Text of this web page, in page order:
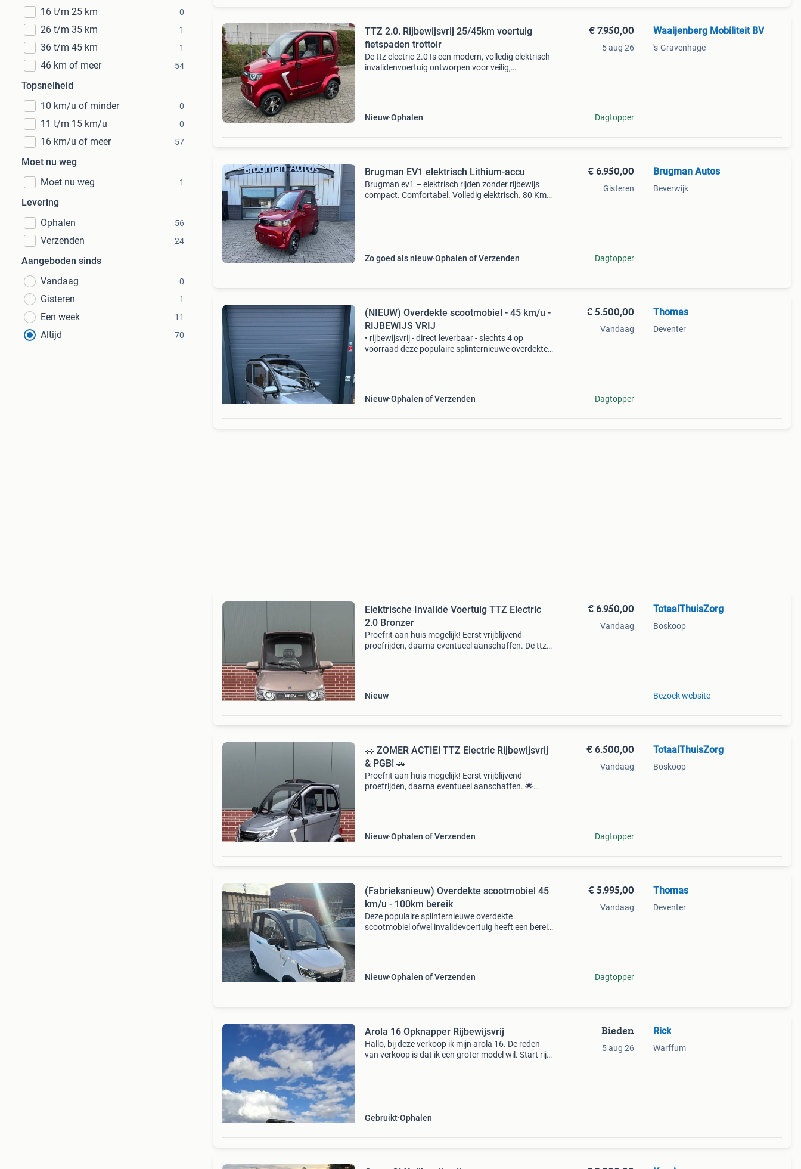
16 t/m 25 km 0
26 t/m 35 km 1
36 t/m 45 km 1
46 km of meer 54
Topsnelheid
10 km/u of minder
0
11 t/m 15 km/u 0
16 km/u of meer 57
Moet nu weg
Moet nu weg
1
Levering
Ophalen
56
Verzenden 24
Aangeboden sinds
Vandaag
0
Gisteren 1
Een week 11
Altijd 70
TTZ 2.0. Rijbewijsvrij 25/45km voertuig
fietspaden trottoir
De ttz electric 2.0 Is een modern, volledig elektrisch
invalidenvoertuig ontworpen voor veilig,
Nieuw Ophalen
€ 7.950,00
5 aug 26
Dagtopper
Waaijenberg Mobiliteit BV
's-Gravenhage
Brugman EV1 elektrisch Lithium-accu
Brugman ev1 – elektrisch rijden zonder rijbewijs
compact. Comfortabel. Volledig elektrisch. 80 Km
Zo goed als nieuw Ophalen of Verzenden
€ 6.950,00
Gisteren
Dagtopper
Brugman Autos
Beverwijk
(NIEUW) Overdekte scootmobiel - 45 km/u -
RIJBEWIJS VRIJ
• rijbewijsvrij - direct leverbaar - slechts 4 op
voorraad deze populaire splinternieuwe overdekte
Nieuw Ophalen of Verzenden
€ 5.500,00
Vandaag
Dagtopper
Thomas
Deventer
Elektrische Invalide Voertuig TTZ Electric
2.0 Bronzer
Proefrit aan huis mogelijk! Eerst vrijblijvend
proefrijden, daarna eventueel aanschaffen. De ttz
Nieuw
€ 6.950,00
Vandaag
TotaalThuisZorg
Boskoop
Bezoek website
🚗 ZOMER ACTIE! TTZ Electric Rijbewijsvrij
& PGB! 🚗
Proefrit aan huis mogelijk! Eerst vrijblijvend
proefrijden, daarna eventueel aanschaffen. 🌟
Nieuw Ophalen of Verzenden
€ 6.500,00
Vandaag
Dagtopper
TotaalThuisZorg
Boskoop
(Fabrieksnieuw) Overdekte scootmobiel 45
km/u - 100km bereik
Deze populaire splinternieuwe overdekte
scootmobiel ofwel invalidevoertuig heeft een bereik
Nieuw Ophalen of Verzenden
€ 5.995,00
Vandaag
Dagtopper
Thomas
Deventer
Arola 16 Opknapper Rijbewijsvrij
Hallo, bij deze verkoop ik mijn arola 16. De reden
van verkoop is dat ik een groter model wil. Start rijd
Gebruikt Ophalen
Bieden
5 aug 26
Rick
Warffum